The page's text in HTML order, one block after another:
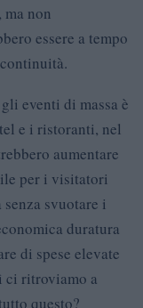
non
essere a tempo
eventi di massa è
e i ristoranti, nel
aumentare
per i visitatori
svuotare i
duratura
di spese elevate
ci ritroviamo a
questo?